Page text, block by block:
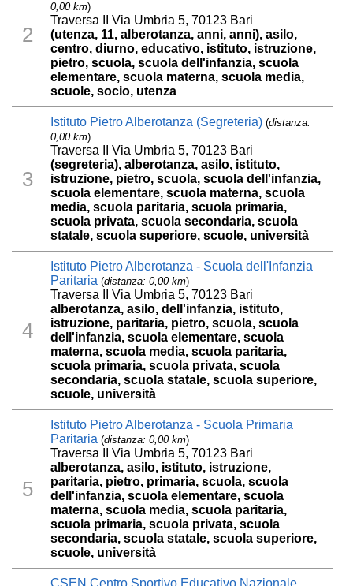
2
0,00 km)
Traversa II Via Umbria 5, 70123 Bari
(utenza, 11, alberotanza, anni, anni), asilo,
centro, diurno, educativo, istituto, istruzione,
pietro, scuola, scuola dell'infanzia, scuola
elementare, scuola materna, scuola media,
scuole, socio, utenza
3
Istituto Pietro Alberotanza (Segreteria) (distanza:
0,00 km)
Traversa II Via Umbria 5, 70123 Bari
(segreteria), alberotanza, asilo, istituto,
istruzione, pietro, scuola, scuola dell'infanzia,
scuola elementare, scuola materna, scuola
media, scuola paritaria, scuola primaria,
scuola privata, scuola secondaria, scuola
statale, scuola superiore, scuole, università
4
Istituto Pietro Alberotanza - Scuola dell'Infanzia
Paritaria (distanza: 0,00 km)
Traversa II Via Umbria 5, 70123 Bari
alberotanza, asilo, dell'infanzia, istituto,
istruzione, paritaria, pietro, scuola, scuola
dell'infanzia, scuola elementare, scuola
materna, scuola media, scuola paritaria,
scuola primaria, scuola privata, scuola
secondaria, scuola statale, scuola superiore,
scuole, università
5
Istituto Pietro Alberotanza - Scuola Primaria
Paritaria (distanza: 0,00 km)
Traversa II Via Umbria 5, 70123 Bari
alberotanza, asilo, istituto, istruzione,
paritaria, pietro, primaria, scuola, scuola
dell'infanzia, scuola elementare, scuola
materna, scuola media, scuola paritaria,
scuola primaria, scuola privata, scuola
secondaria, scuola statale, scuola superiore,
scuole, università